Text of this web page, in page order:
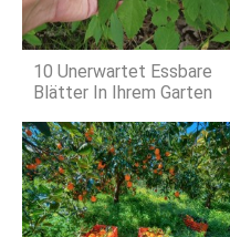
10 Unerwartet Essbare
Blätter In Ihrem Garten